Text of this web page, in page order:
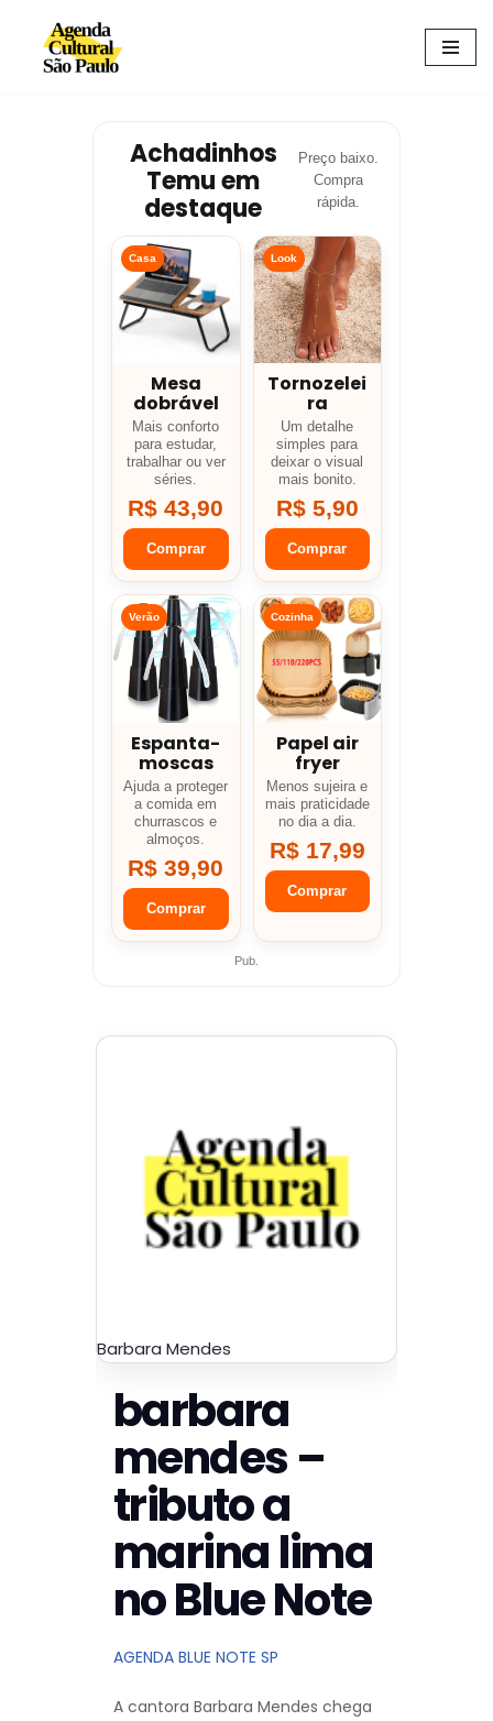
Avançar
Achadinhos
Temu em
destaque
Preço baixo.
Compra
rápida.
Casa
Mesa
dobrável
Mais conforto
para estudar,
trabalhar ou ver
séries.
R$ 43,90
Comprar
Look
Tornozelei
ra
Um detalhe
simples para
deixar o visual
mais bonito.
R$ 5,90
Comprar
Verão
Espanta-
moscas
Ajuda a proteger
a comida em
churrascos e
almoços.
R$ 39,90
Comprar
Cozinha
Papel air
fryer
Menos sujeira e
mais praticidade
no dia a dia.
R$ 17,99
Comprar
Pub.
Barbara Mendes
barbara
mendes –
tributo a
marina lima
no Blue Note
AGENDA BLUE NOTE SP
A cantora Barbara Mendes chega